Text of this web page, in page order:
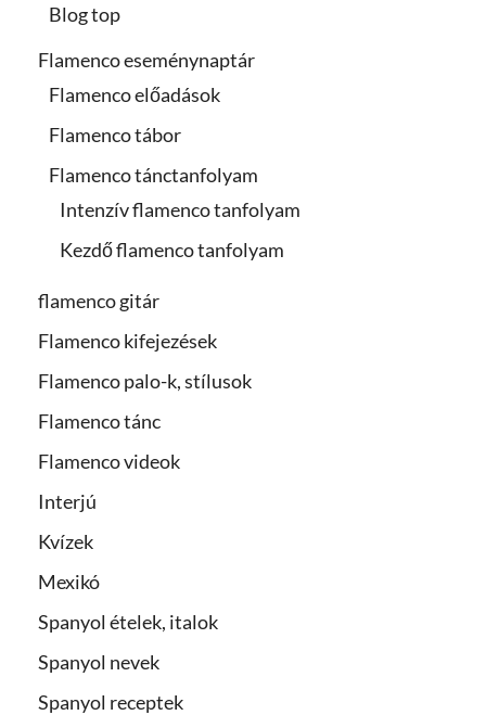
Blog top
Flamenco eseménynaptár
Flamenco előadások
Flamenco tábor
Flamenco tánctanfolyam
Intenzív flamenco tanfolyam
Kezdő flamenco tanfolyam
flamenco gitár
Flamenco kifejezések
Flamenco palo-k, stílusok
Flamenco tánc
Flamenco videok
Interjú
Kvízek
Mexikó
Spanyol ételek, italok
Spanyol nevek
Spanyol receptek